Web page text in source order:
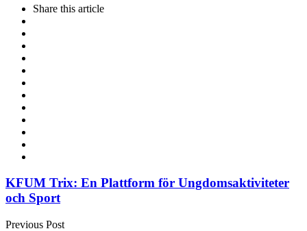
Share this article
Post
navigation
KFUM Trix: En Plattform för Ungdomsaktiviteter
och Sport
Previous Post